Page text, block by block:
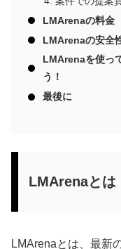
LMArenaの料金
LMArenaの安全
LMArenaを使っ
う！
最後に
LMArenaとは
LMArenaとは、最新